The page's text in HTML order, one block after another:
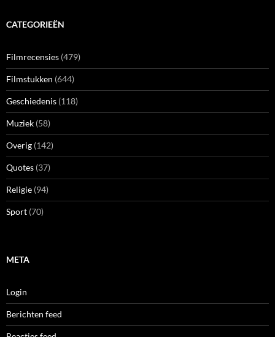
CATEGORIEËN
Filmrecensies (479)
Filmstukken (644)
Geschiedenis (118)
Muziek (58)
Overig (142)
Quotes (37)
Religie (94)
Sport (70)
META
Login
Berichten feed